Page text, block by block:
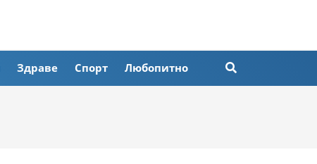
Здраве Спорт Любопитно